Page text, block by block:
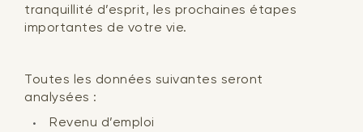
tranquillité d’esprit, les prochaines étapes
importantes de votre vie.
Toutes les données suivantes seront
analysées :
Revenu d’emploi